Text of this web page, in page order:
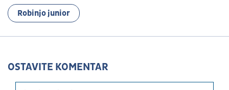
Robinjo junior
OSTAVITE KOMENTAR